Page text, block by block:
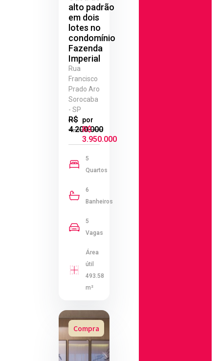
alto padrão
em dois
lotes no
condomínio
Fazenda
Imperial
Rua
Francisco
Prado Aro
Sorocaba
- SP
R$
4.200.000
por
R$
3.950.000
5
Quartos
6
Banheiros
5
Vagas
Área
útil
493.58
m²
Compra